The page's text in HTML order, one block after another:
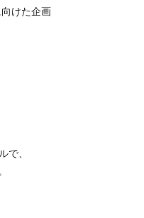
けた企画
で、